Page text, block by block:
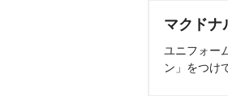
マクドナ
ユニフォー
ン」をつけ